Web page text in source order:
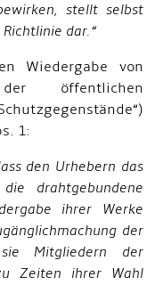
stellt selbst
dar.“
Wiedergabe von
öffentlichen
1:
den Urhebern das
drahtgebundene
ihrer Werke
der
Mitgliedern der
Zeiten ihrer Wahl